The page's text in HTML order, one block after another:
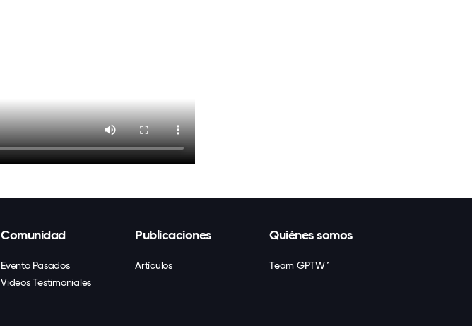
Comunidad
Evento Pasados
Videos Testimoniales
Publicaciones
Artículos
Quiénes somos
Team GPTW™